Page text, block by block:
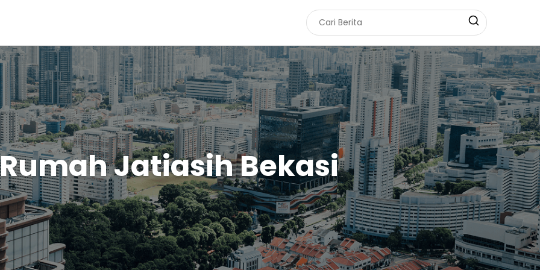
Jatiasih Bekasi